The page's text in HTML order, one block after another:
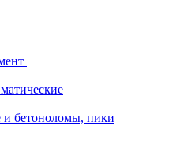
бетоноломы, пики